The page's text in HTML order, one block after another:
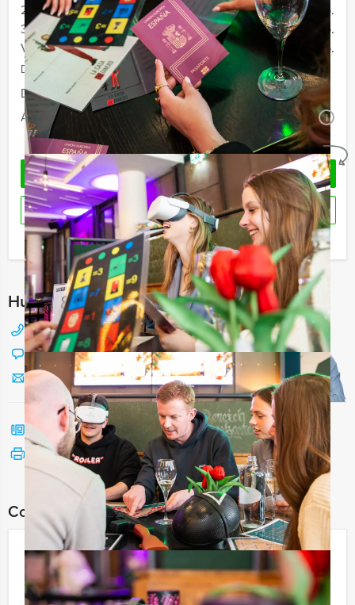
20 - 29 personen
€ 64,50 p.p.
30 - 39 personen
€ 59,50 p.p.
Vanaf 40 personen
€ 57,50 p.p.
De prijzen zijn exclusief BTW
Duur:
3 uur
Aantal:
Minimaal 12 personen i
Geheel vrijblijvend
OFFERTE AANVRAGEN
RESERVEREN
Ik heb een vraag over dit uitje
Hulp nodig bij het kiezen?
088 428 81 17
Chat met Jeroen
Stuur ons een mailtje
Bel mij terug
Bekijk printbare versie
Combineer dit uitje met:
Kolonisten van Catan in Groningen
Vanaf€ 27,50 p.p. excl. BTW